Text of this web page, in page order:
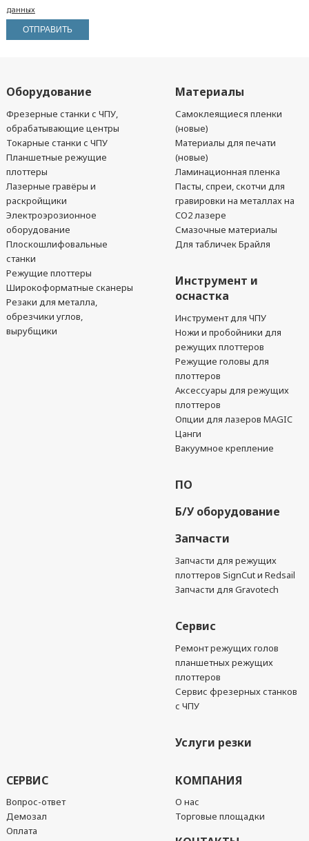
данных
Оборудование
Фрезерные станки с ЧПУ,
обрабатывающие центры
Токарные станки с ЧПУ
Планшетные режущие
плоттеры
Лазерные гравёры и
раскройщики
Электроэрозионное
оборудование
Плоскошлифовальные
станки
Режущие плоттеры
Широкоформатные сканеры
Резаки для металла,
обрезчики углов,
вырубщики
Материалы
Самоклеящиеся пленки
(новые)
Материалы для печати
(новые)
Ламинационная пленка
Пасты, спреи, скотчи для
гравировки на металлах на
CO2 лазере
Смазочные материалы
Для табличек Брайля
Инструмент и
оснастка
Инструмент для ЧПУ
Ножи и пробойники для
режущих плоттеров
Режущие головы для
плоттеров
Аксессуары для режущих
плоттеров
Опции для лазеров MAGIC
Цанги
Вакуумное крепление
ПО
Б/У оборудование
Запчасти
Запчасти для режущих
плоттеров SignCut и Redsail
Запчасти для Gravotech
Сервис
Ремонт режущих голов
планшетных режущих
плоттеров
Сервис фрезерных станков
с ЧПУ
Услуги резки
СЕРВИС
Вопрос-ответ
Демозал
Оплата
КОМПАНИЯ
О нас
Торговые площадки